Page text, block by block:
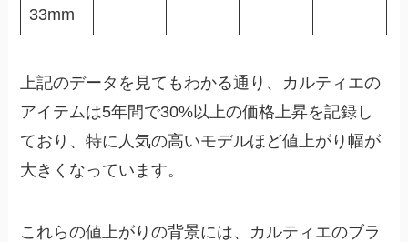
33mm
上記のデータを見てもわかる通り、カルティエの
アイテムは5年間で30%以上の価格上昇を記録し
ており、特に人気の高いモデルほど値上がり幅が
大きくなっています。
これらの値上がりの背景には、カルティエのブラ